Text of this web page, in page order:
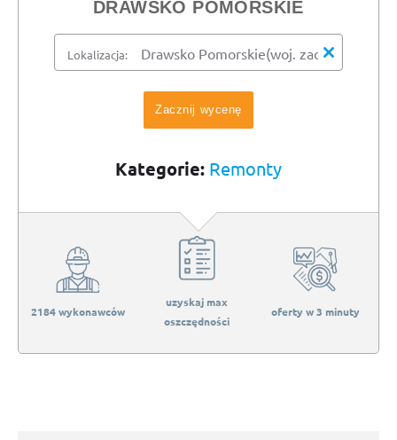
DRAWSKO POMORSKIE
Lokalizacja:
Zacznij wycenę
Kategorie: Remonty
2184 wykonawców
uzyskaj max
oszczędności
oferty w 3 minuty